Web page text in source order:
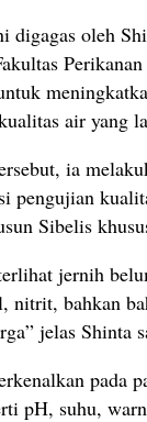
digagas oleh
air yang
ia
pengujian
Sibelis
jernih
nitrit, bahkan
jelas Shinta
pada
pH, suhu,